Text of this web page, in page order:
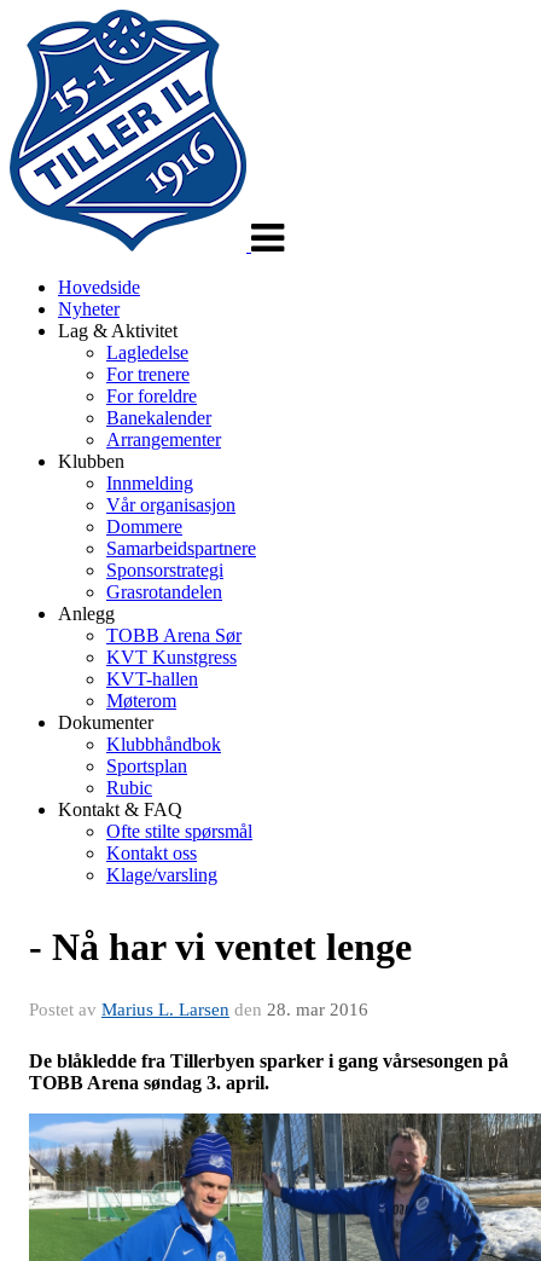
Hovedside
Nyheter
Lag & Aktivitet
Lagledelse
For trenere
For foreldre
Banekalender
Arrangementer
Klubben
Innmelding
Vår organisasjon
Dommere
Samarbeidspartnere
Sponsorstrategi
Grasrotandelen
Anlegg
TOBB Arena Sør
KVT Kunstgress
KVT-hallen
Møterom
Dokumenter
Klubbhåndbok
Sportsplan
Rubic
Kontakt & FAQ
Ofte stilte spørsmål
Kontakt oss
Klage/varsling
- Nå har vi ventet lenge
Postet av Marius L. Larsen den 28. mar 2016
De blåkledde fra Tillerbyen sparker i gang vårsesongen på
TOBB Arena søndag 3. april.